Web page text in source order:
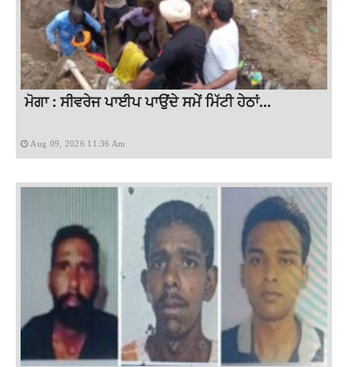
ਮੋਗਾ : ਸੀਵਰੇਜ ਪਾਈਪ ਪਾਉਂਦੇ ਸਮੇਂ ਮਿੱਟੀ ਹੇਠਾਂ...
Aug 09, 2026 11:36 Am